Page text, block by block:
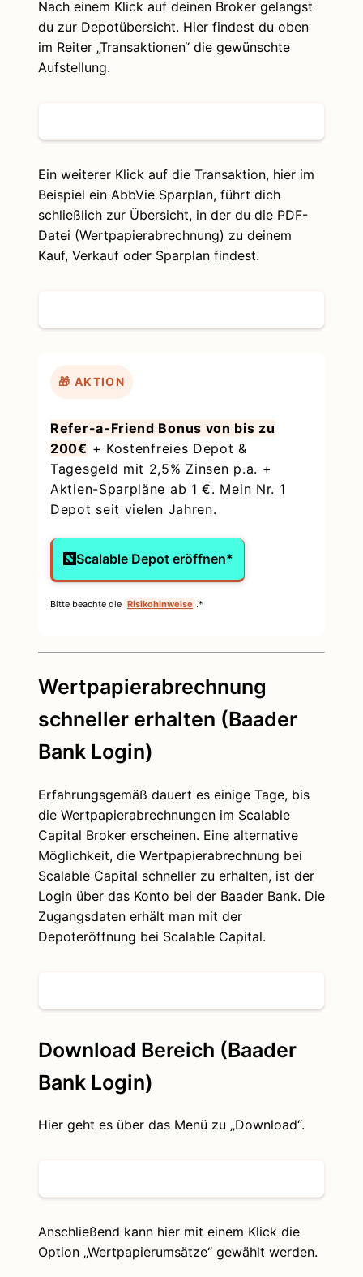
Nach einem Klick auf deinen Broker gelangst
du zur Depotübersicht. Hier findest du oben
im Reiter „Transaktionen“ die gewünschte
Aufstellung.
Ein weiterer Klick auf die Transaktion, hier im
Beispiel ein AbbVie Sparplan, führt dich
schließlich zur Übersicht, in der du die PDF-
Datei (Wertpapierabrechnung) zu deinem
Kauf, Verkauf oder Sparplan findest.
🎁 AKTION
Refer-a-Friend Bonus von bis zu
200€ + Kostenfreies Depot &
Tagesgeld mit 2,5% Zinsen p.a. +
Aktien-Sparpläne ab 1 €. Mein Nr. 1
Depot seit vielen Jahren.
Scalable Depot eröffnen*
Bitte beachte die Risikohinweise .*
Wertpapierabrechnung
schneller erhalten (Baader
Bank Login)
Erfahrungsgemäß dauert es einige Tage, bis
die Wertpapierabrechnungen im Scalable
Capital Broker erscheinen. Eine alternative
Möglichkeit, die Wertpapierabrechnung bei
Scalable Capital schneller zu erhalten, ist der
Login über das Konto bei der Baader Bank. Die
Zugangsdaten erhält man mit der
Depoteröffnung bei Scalable Capital.
Download Bereich (Baader
Bank Login)
Hier geht es über das Menü zu „Download“.
Anschließend kann hier mit einem Klick die
Option „Wertpapierumsätze“ gewählt werden.